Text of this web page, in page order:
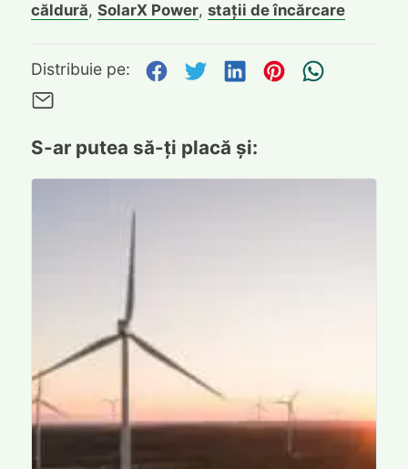
căldură, SolarX Power, stații de încărcare
Distribuie pe: Distribuie pe Facebook
Distribuie pe
Distribuie pe
Distribuie
S-ar putea să-ți placă și: